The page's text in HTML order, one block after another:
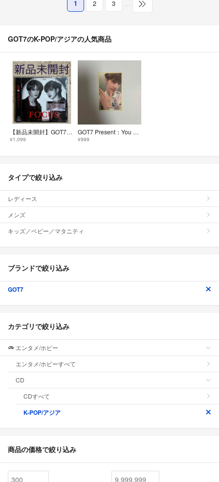
1 2 3 …
GOT7のK-POP/アジアの人気商品
【新品未開封】GOT7 FOCUS-Japan Edition 通常盤 初回仕様
¥1,099
GOT7 Present：You Lullaby MARK マーク トレカ
¥999
タイプで絞り込み
レディース
メンズ
キッズ／ベビー／マタニティ
ブランドで絞り込み
GOT7
カテゴリで絞り込み
エンタメ/ホビー
エンタメ/ホビーすべて
CD
CDすべて
K-POP/アジア
商品の価格で絞り込み